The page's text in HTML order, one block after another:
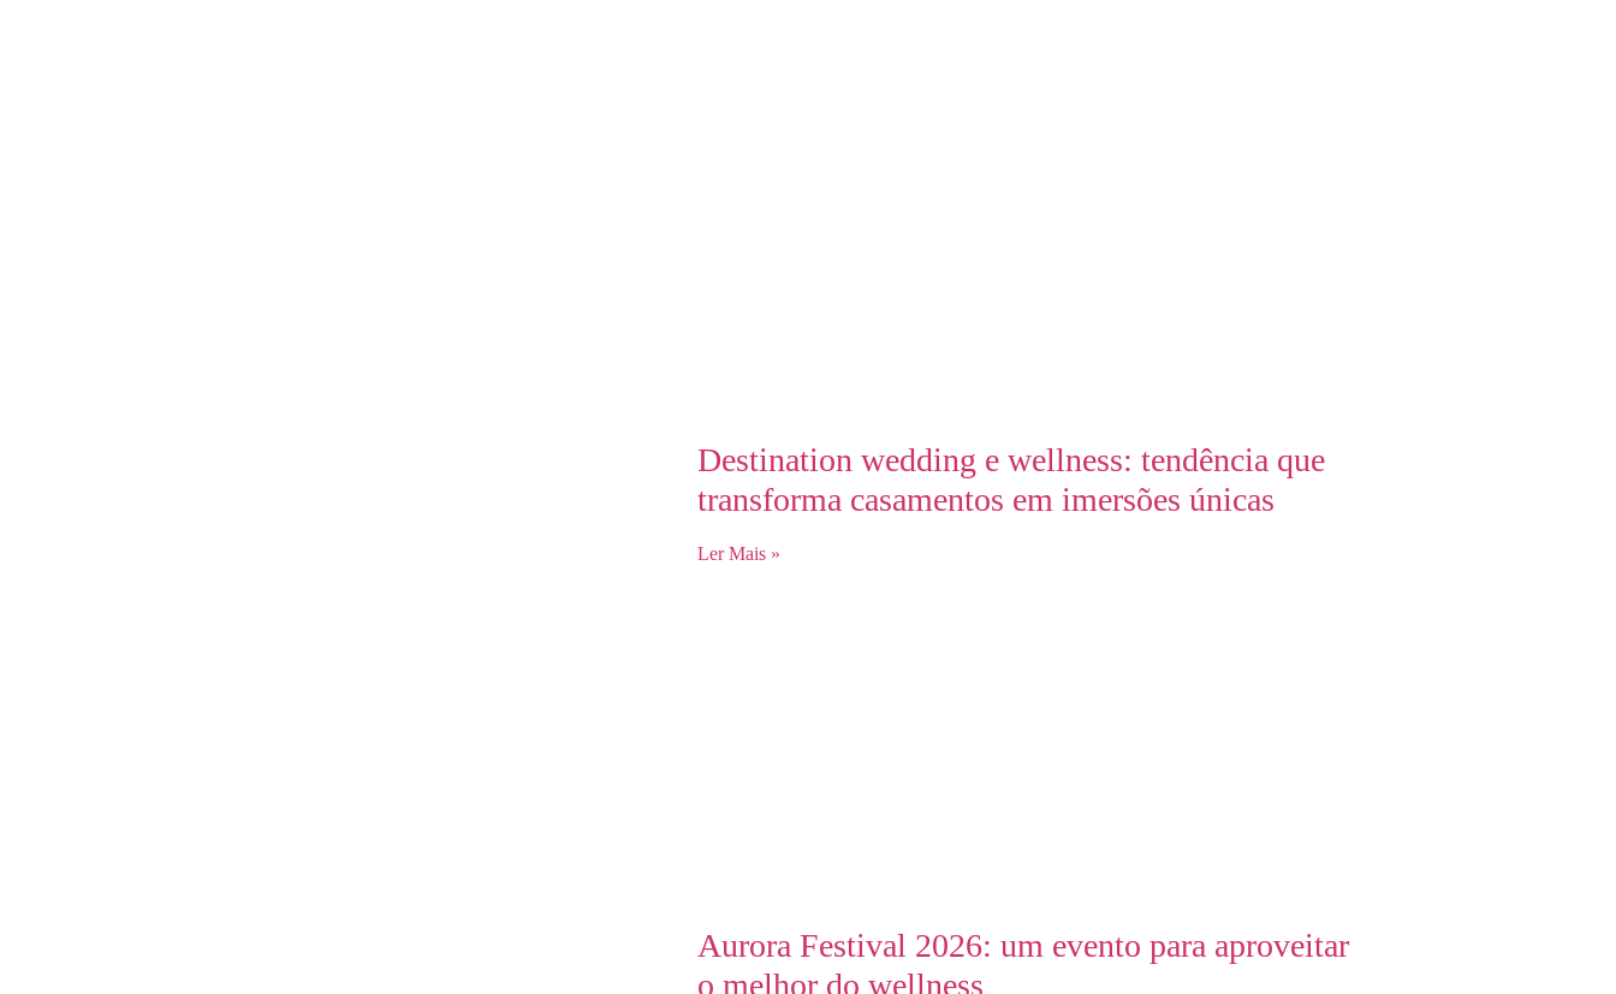
Destination wedding e wellness: tendência que
transforma casamentos em imersões únicas
Ler Mais »
Aurora Festival 2026: um evento para aproveitar
o melhor do wellness